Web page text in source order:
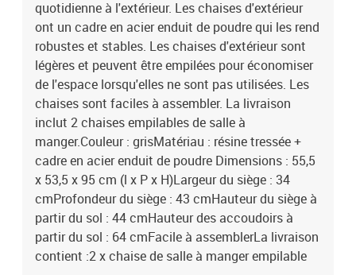
quotidienne à l'extérieur. Les chaises d'extérieur
ont un cadre en acier enduit de poudre qui les rend
robustes et stables. Les chaises d'extérieur sont
légères et peuvent être empilées pour économiser
de l'espace lorsqu'elles ne sont pas utilisées. Les
chaises sont faciles à assembler. La livraison
inclut 2 chaises empilables de salle à
manger.Couleur : grisMatériau : résine tressée +
cadre en acier enduit de poudre Dimensions : 55,5
x 53,5 x 95 cm (l x P x H)Largeur du siège : 34
cmProfondeur du siège : 43 cmHauteur du siège à
partir du sol : 44 cmHauteur des accoudoirs à
partir du sol : 64 cmFacile à assemblerLa livraison
contient :2 x chaise de salle à manger empilable